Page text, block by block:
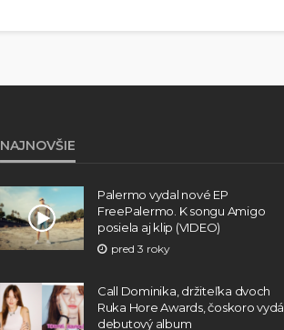
NAJNOVŠIE
Palermo vydal nové EP
FreePalermo. K songu Amigo
posiela aj klip (VIDEO)
pred 3 roky
Call Dominika, držiteľka dvoch
Ruka Hore Awards, čoskoro vydá
debutový album